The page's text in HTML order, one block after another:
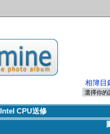
相簿目
Intel CPU送修